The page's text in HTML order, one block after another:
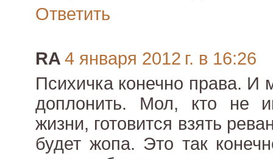
Ответить
RA 4 января 2012 г. в 16:26
Психичка конечно права. И
доплонить. Мол, кто не
жизни, готовится взять
будет жопа. Это так